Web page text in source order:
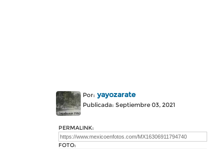
Por: yayozarate
Publicada: Septiembre 03, 2021
PERMALINK:
FOTO: